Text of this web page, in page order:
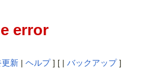
error
更新| ヘルプ] [ | バックアップ]